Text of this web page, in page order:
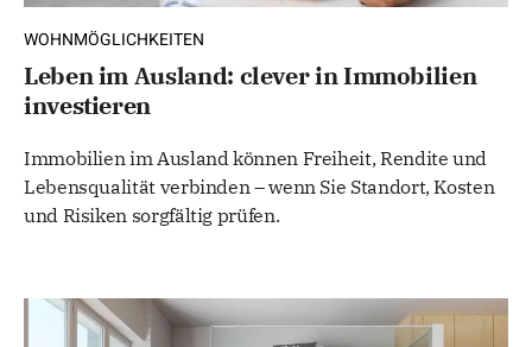
WOHNMÖGLICHKEITEN
Leben im Ausland: clever in Immobilien
investieren
Immobilien im Ausland können Freiheit, Rendite und
Lebensqualität verbinden – wenn Sie Standort, Kosten
und Risiken sorgfältig prüfen.